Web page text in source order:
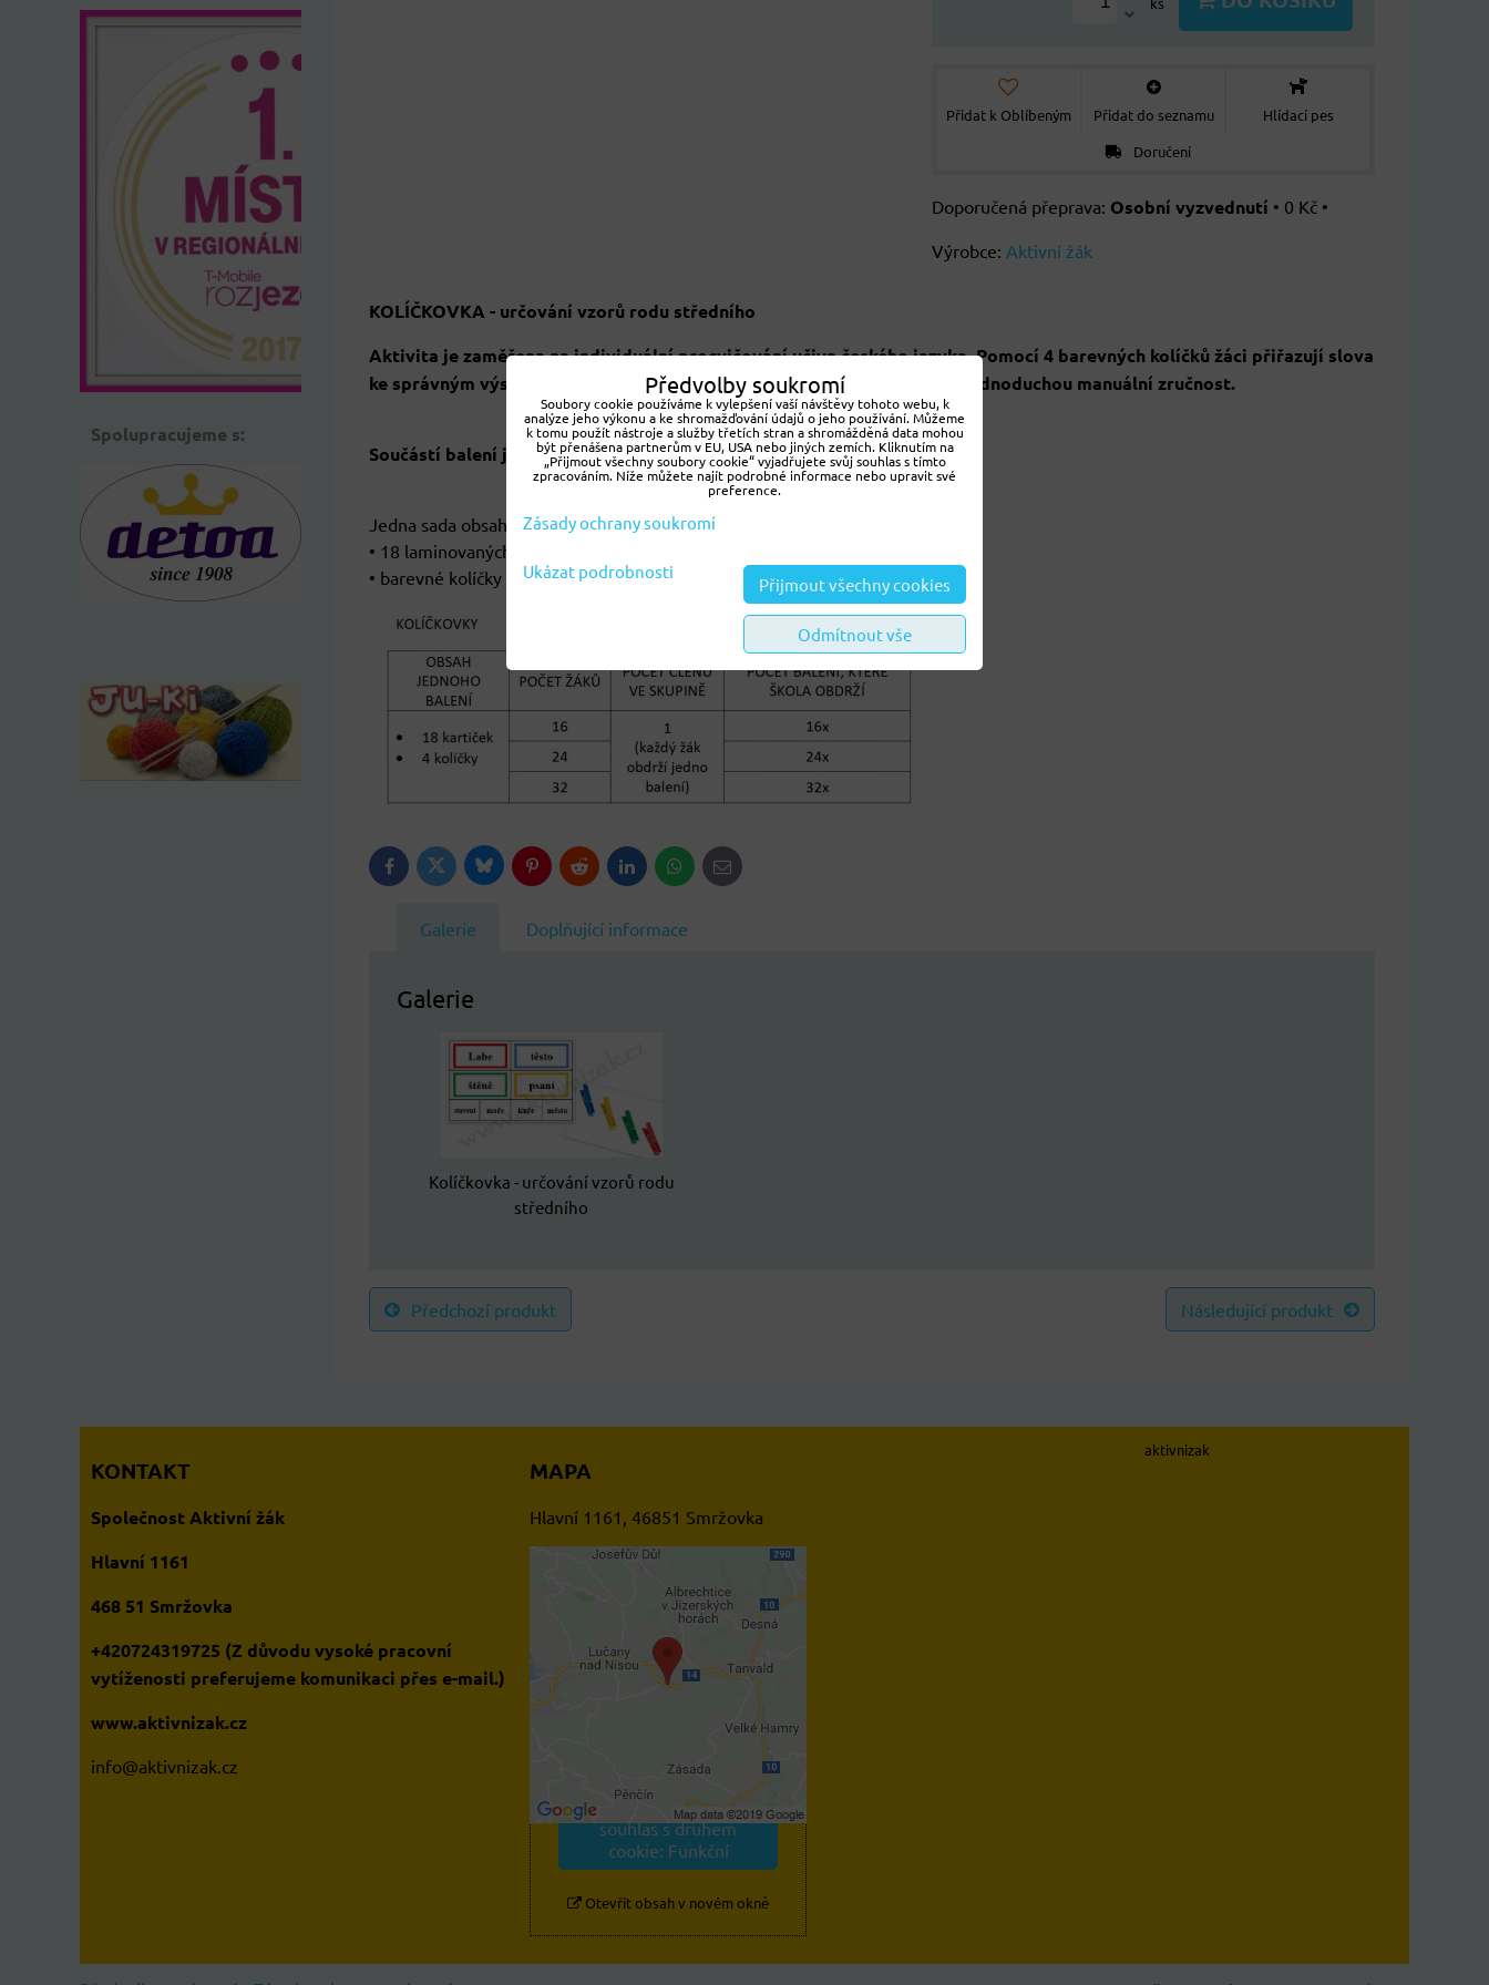
Přidat k Oblíbeným Přidat do seznamu
Hlídací pes
Doručení
Osobní vyzvednutí • 0 Kč •
Výrobce: Aktivní žák
KOLÍČKOVKA - určování vzorů rodu středního
Aktivita je zaměřena na individuální procvičování učiva českého jazyka. Pomocí 4 barevných kolíčků žáci přiřazují slova
ke správným výsledkům/vzorům. Sekundárně tato činnost podporuje i jednoduchou manuální zručnost.
Součástí balení je podrobný popis aktivity.
Jedna sada obsahuje:
• 18 laminovaných kartiček (72 slov)
• barevné kolíčky
FacebookTwitterBlueskyPinterestReddit LinkedInWhatsApp
E-
mail
Galerie Doplňující informace
Galerie
Kolíčkovka - určování vzorů rodu
středního
Předchozí produkt Následující produkt
Spolupracujeme s:
KONTAKT
Společnost Aktivní žák
Hlavní 1161
468 51 Smržovka
+420724319725 (Z důvodu vysoké pracovní
vytíženosti preferujeme komunikaci přes e-mail.)
www.aktivnizak.cz
info@aktivnizak.cz
MAPA
Hlavní 1161, 46851 Smržovka
Externí obsah je blokován
Volbami soukromí
Přejete si načíst externí
Povolit a zapamatovat -
souhlas s druhem
cookie: Funkční
Otevřít obsah v novém okně
aktivnizak
Předvolby soukromí
Soubory cookie používáme k vylepšení vaší návštěvy tohoto webu, k
analýze jeho výkonu a ke shromažďování údajů o jeho používání. Můžeme
k tomu použít nástroje a služby třetích stran a shromážděná data mohou
být přenášena partnerům v EU, USA nebo jiných zemích. Kliknutím na
„Přijmout všechny soubory cookie“ vyjadřujete svůj souhlas s tímto
zpracováním. Níže můžete najít podrobné informace nebo upravit své
preference.
Zásady ochrany soukromí
Ukázat podrobnosti
Přijmout všechny cookies
Odmítnout vše